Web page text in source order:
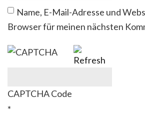
Name, E-Mail-Adresse und
Browser für meinen nächsten
CAPTCHA Code
*